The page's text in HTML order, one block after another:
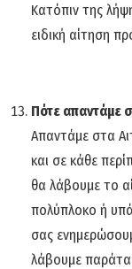
Κατόπιν της
ειδική αίτηση
Πότε απαντάμε
Απαντάμε στα
και σε κάθε
θα λάβουμε το
πολύπλοκο ή
σας
λάβουμε